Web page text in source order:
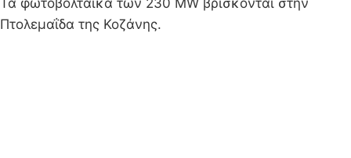
Πτολεμαΐδα της Κοζάνης.